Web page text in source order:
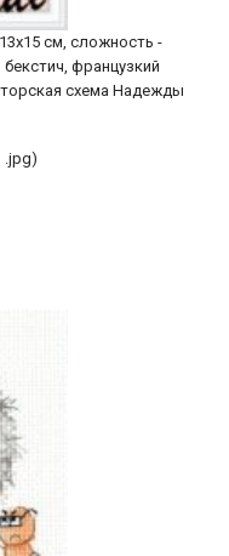
см, сложность -
французкий
схема Надежды
.jpg)